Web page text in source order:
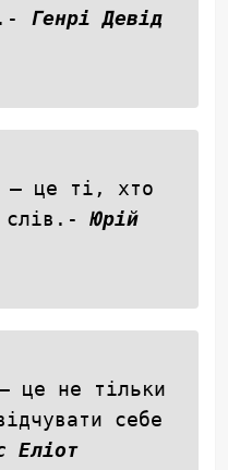
Генрі Девід
— це ті, хто
слів.-
Юрій
це не тільки
себе
Еліот